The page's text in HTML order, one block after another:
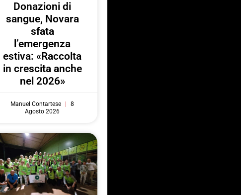
Donazioni di
sangue, Novara
sfata
l’emergenza
estiva: «Raccolta
in crescita anche
nel 2026»
Manuel Contartese
8
Agosto 2026